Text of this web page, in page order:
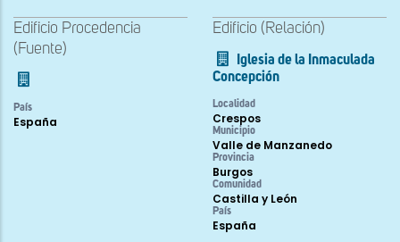
Edificio Procedencia
(Fuente)
País
España
Edificio (Relación)
Iglesia de la Inmaculada
Concepción
Localidad
Crespos
Municipio
Valle de Manzanedo
Provincia
Burgos
Comunidad
Castilla y León
País
España